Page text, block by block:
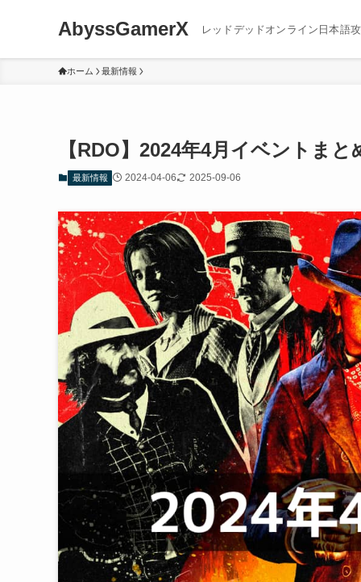
AbyssGamerX レッドデッドオンライン日本語
ホーム 最新情報
【RDO】2024年4月イベントまと
最新情報 2024-04-06 2025-09-06